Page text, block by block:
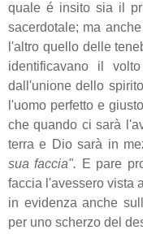
quale é insito sia il
sacerdotale; ma
l'altro quello delle
identificavano il
dall'unione dello
l'uomo perfetto e
che quando ci sarà
terra e Dio sarà in
sua faccia". E pare
faccia l'avessero vista
in evidenza anche
per uno scherzo del